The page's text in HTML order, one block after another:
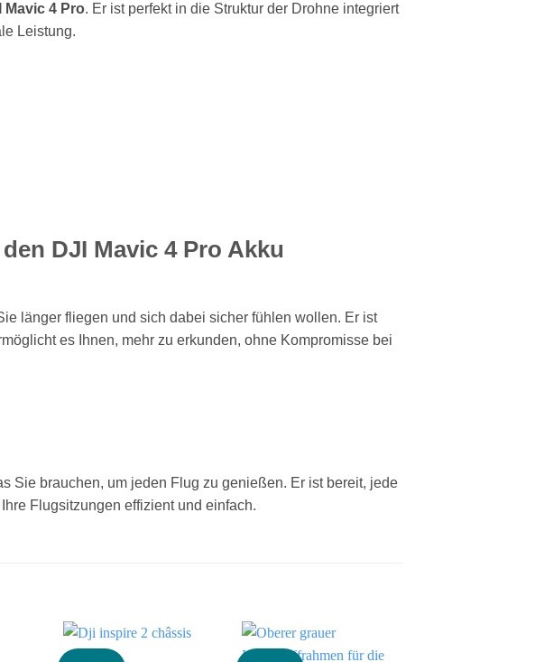
Mavic 4 Pro. Er ist perfekt in die Struktur der Drohne integriert
Leistung.
DJI Mavic 4 Pro Akku
länger fliegen und sich dabei sicher fühlen wollen. Er ist
es Ihnen, mehr zu erkunden, ohne Kompromisse bei
Sie brauchen, um jeden Flug zu genießen. Er ist bereit, jede
Flugsitzungen effizient und einfach.